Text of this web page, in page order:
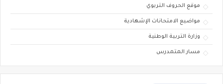
موقع الحروف التربوي
مواضيع الامتحانات الإشهادية
وزارة التربية الوطنية
مسار المتمدرس